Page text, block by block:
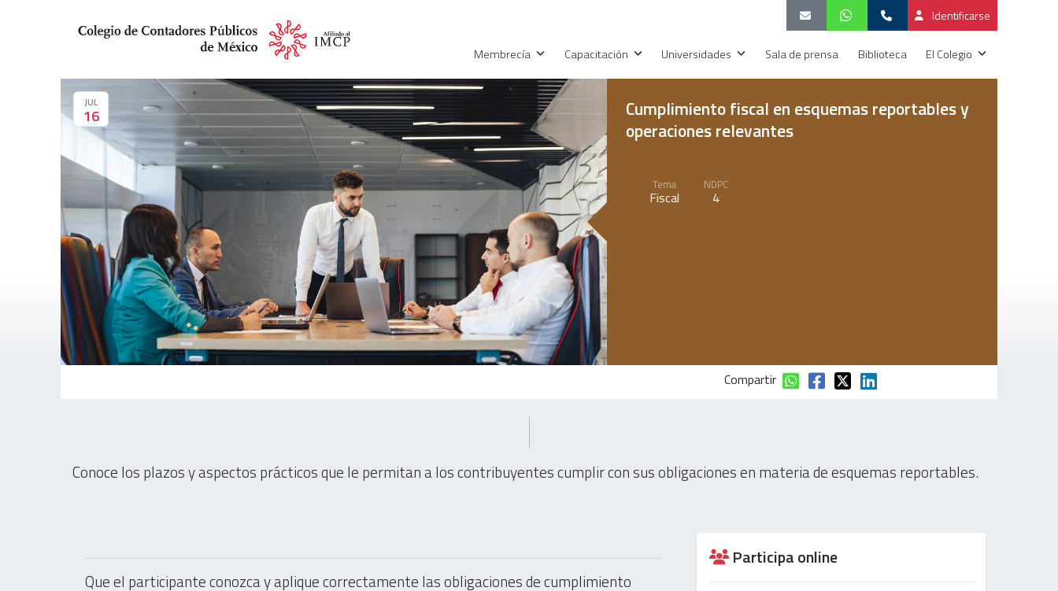
Identificarse
Membrecía Capacitación Universidades Sala de prensa Biblioteca El Colegio
JUL
16
Cumplimiento fiscal en esquemas reportables y
operaciones relevantes
Tema
Fiscal
NDPC
4
Compartir
Conoce los plazos y aspectos prácticos que le permitan a los contribuyentes cumplir con sus obligaciones en materia de esquemas reportables.
Que el participante conozca y aplique correctamente las obligaciones de cumplimiento
Participa online